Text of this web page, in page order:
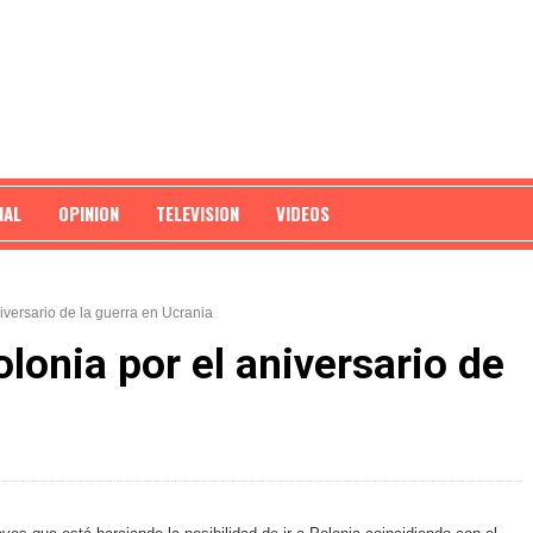
OPINION TELEVISION VIDEOS
de la guerra en Ucrania
por el aniversario de